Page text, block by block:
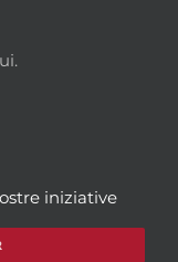
iniziative